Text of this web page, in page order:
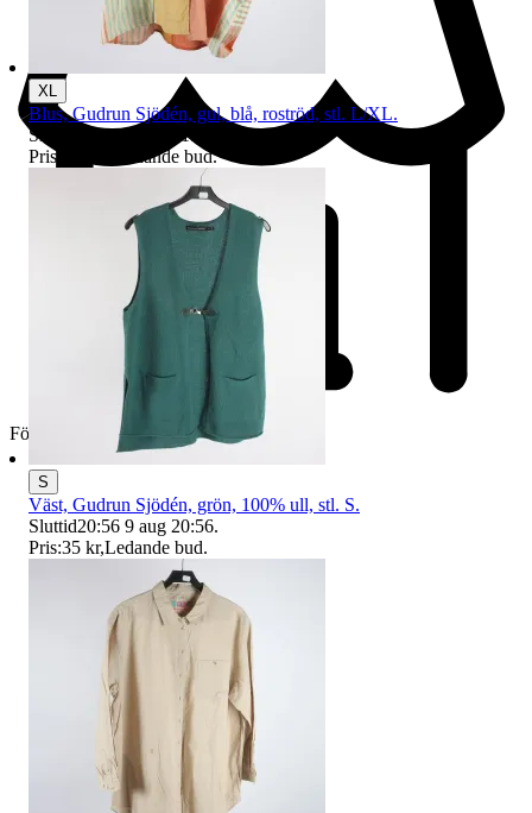
Företag
XL
Blus, Gudrun Sjödén, gul, blå, roströd, stl. L/XL.
Sluttid
21:34 9 aug 21:34
Pris:
Ledande bud.
S
Väst, Gudrun Sjödén, grön, 100% ull, stl. S.
Sluttid20:56 9 aug 20:56.
Pris:35 kr,Ledande bud.